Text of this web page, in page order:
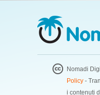
Nomadi
Policy -
i contenuti